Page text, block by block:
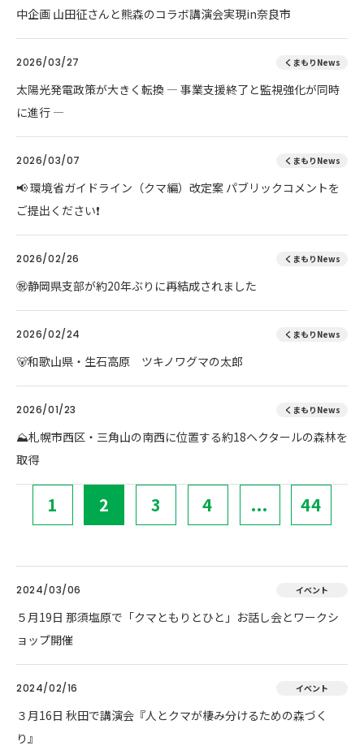
中企画 山田征さんと熊森のコラボ講演会実現in奈良市
2026/03/27 くまもりNews
太陽光発電政策が大きく転換 ― 事業支援終了と監視強化が同時
に進行 ―
2026/03/07 くまもりNews
📢 環境省ガイドライン（クマ編）改定案 パブリックコメントを
ご提出ください❗
2026/02/26 くまもりNews
㊗️静岡県支部が約20年ぶりに再結成されました
2026/02/24 くまもりNews
🐻和歌山県・生石高原 ツキノワグマの太郎
2026/01/23 くまもりNews
⛰️札幌市西区・三角山の南西に位置する約18ヘクタールの森林を
取得
1 2 3 4 ... 44
2024/03/06 イベント
５月19日 那須塩原で「クマともりとひと」お話し会とワークシ
ョップ開催
2024/02/16 イベント
３月16日 秋田で講演会『人とクマが棲み分けるための森づく
り』